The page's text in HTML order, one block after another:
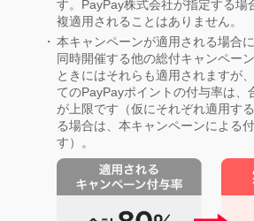
す。PayPay株式会社が指定する場
複適用されることはありません。
本キャンペーンが適用される場合
同時開催する他の総付キャンペー
ときにはそれらも適用されますが
てのPayPayポイントの付与率は、
が上限です（仮にそれぞれ適用す
る場合は、本キャンペーンによる
す）。